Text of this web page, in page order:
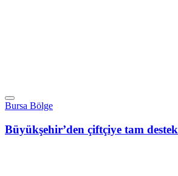
Bursa Bölge
Büyükşehir’den çiftçiye tam destek